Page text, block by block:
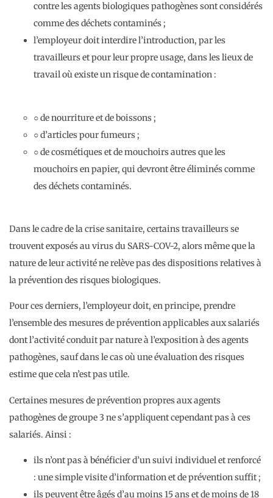
contre les agents biologiques pathogènes sont considérés
comme des déchets contaminés ;
l’employeur doit interdire l’introduction, par les
travailleurs et pour leur propre usage, dans les lieux de
travail où existe un risque de contamination :
○ de nourriture et de boissons ;
○ d’articles pour fumeurs ;
○ de cosmétiques et de mouchoirs autres que les
mouchoirs en papier, qui devront être éliminés comme
des déchets contaminés.
Dans le cadre de la crise sanitaire, certains travailleurs se
trouvent exposés au virus du SARS-COV-2, alors même que la
nature de leur activité ne relève pas des dispositions relatives à
la prévention des risques biologiques.
Pour ces derniers, l’employeur doit, en principe, prendre
l’ensemble des mesures de prévention applicables aux salariés
dont l’activité conduit par nature à l’exposition à des agents
pathogènes, sauf dans le cas où une évaluation des risques
estime que cela n’est pas utile.
Certaines mesures de prévention propres aux agents
pathogènes de groupe 3 ne s’appliquent cependant pas à ces
salariés. Ainsi :
ils n’ont pas à bénéficier d’un suivi individuel et renforcé
: une simple visite d’information et de prévention suffit ;
ils peuvent être âgés d’au moins 15 ans et de moins de 18